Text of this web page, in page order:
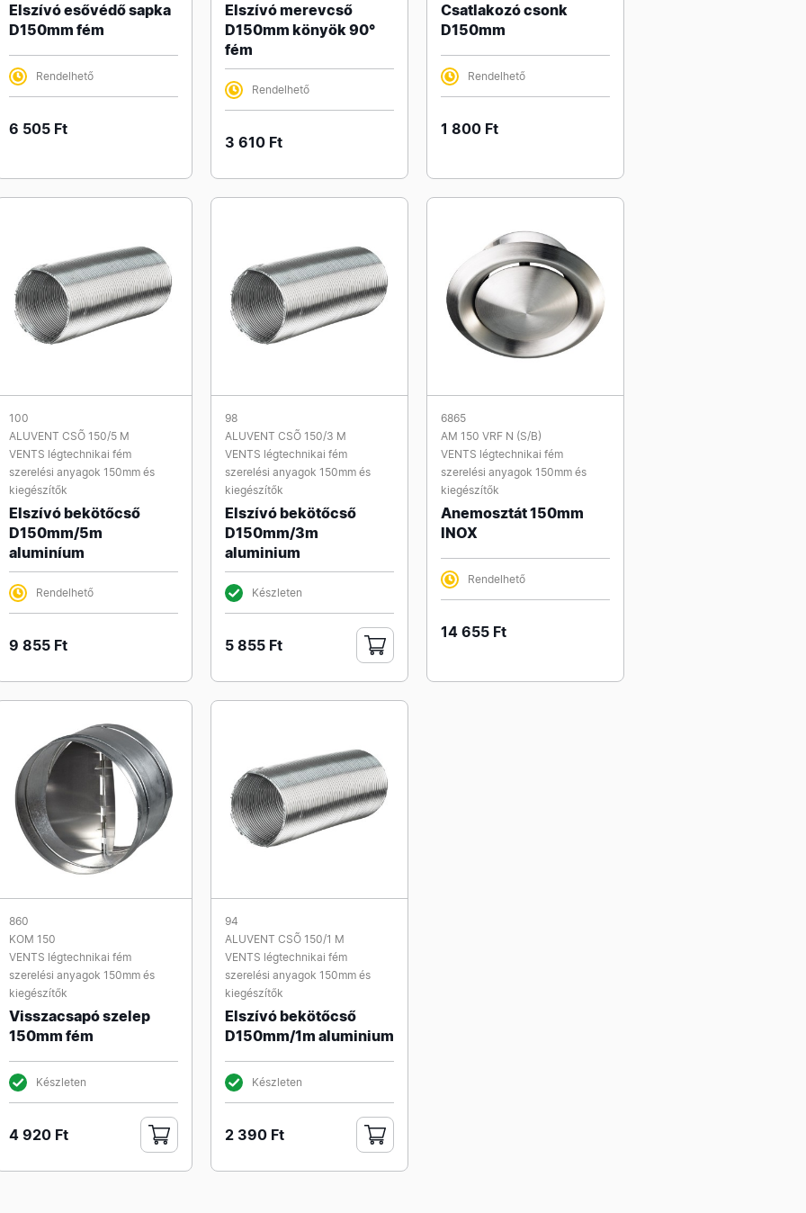
Elszívó esővédő sapka
D150mm fém
Rendelhető
6 505 Ft
Elszívó merevcső
D150mm könyök 90°
fém
Rendelhető
3 610 Ft
Csatlakozó csonk
D150mm
Rendelhető
1 800 Ft
100
ALUVENT CSÕ 150/5 M
VENTS légtechnikai fém
szerelési anyagok 150mm és
kiegészítők
Elszívó bekötőcső
D150mm/5m
aluminíum
Rendelhető
9 855 Ft
98
ALUVENT CSÕ 150/3 M
VENTS légtechnikai fém
szerelési anyagok 150mm és
kiegészítők
Elszívó bekötőcső
D150mm/3m
aluminium
Készleten
5 855 Ft
6865
AM 150 VRF N (S/B)
VENTS légtechnikai fém
szerelési anyagok 150mm és
kiegészítők
Anemosztát 150mm
INOX
Rendelhető
14 655 Ft
860
KOM 150
VENTS légtechnikai fém
szerelési anyagok 150mm és
kiegészítők
Visszacsapó szelep
150mm fém
Készleten
4 920 Ft
94
ALUVENT CSÕ 150/1 M
VENTS légtechnikai fém
szerelési anyagok 150mm és
kiegészítők
Elszívó bekötőcső
D150mm/1m aluminium
Készleten
2 390 Ft